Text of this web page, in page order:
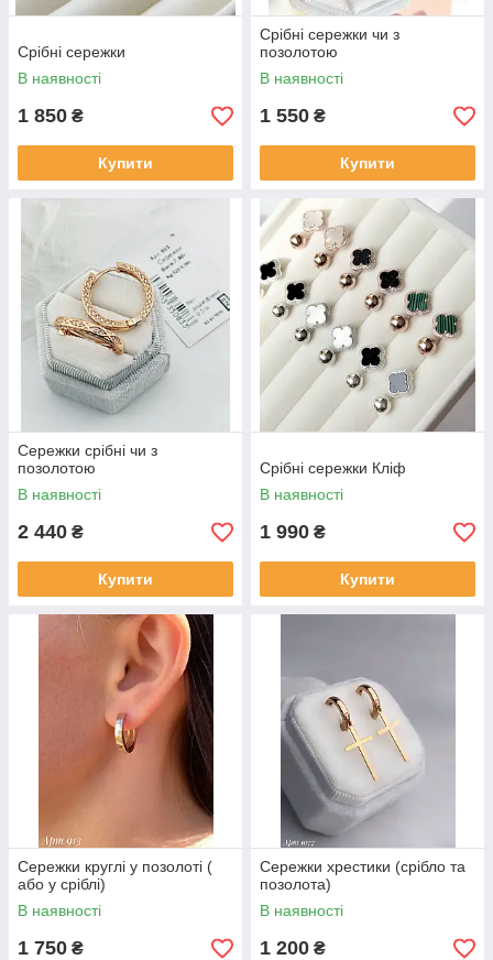
Срібні сережки
В наявності
1 850 ₴
Купити
Срібні сережки чи з
позолотою
В наявності
1 550 ₴
Купити
Сережки срібні чи з
позолотою
В наявності
2 440 ₴
Купити
Срібні сережки Кліф
В наявності
1 990 ₴
Купити
Сережки круглі у позолоті (
або у сріблі)
В наявності
1 750 ₴
Сережки хрестики (срібло та
позолота)
В наявності
1 200 ₴